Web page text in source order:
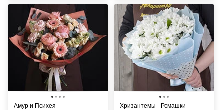
Амур и Психея Хризантемы - Ромашки